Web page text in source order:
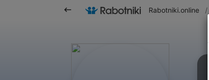
Rabotniki.online /